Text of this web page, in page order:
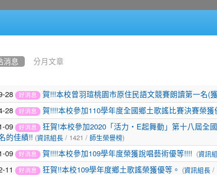
消息 分月文章
28 好消息 賀!!!本校曾羽瑄桃園市原住民語文競賽朗讀第一名(
28 好消息 賀!!!!本校參加110學年度全國鄉土歌謠比賽決賽榮獲
09 好消息
狂賀!本校參加2020「活力‧E起舞動」第十八屆全
的佳績!! (資訊組長/ 1421 / 師生榮譽榜)
09 好消息 賀!!!!本校參加109學年度榮獲說唱藝術優等!!!! (資訊
11 好消息 狂賀!!本校109學年度鄉土歌謠榮獲優等。 (資訊組長/